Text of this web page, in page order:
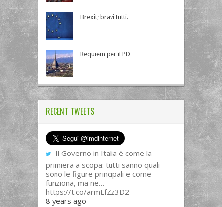
Brexit; bravi tutti.
Requiem per il PD
RECENT TWEETS
Il Governo in Italia è come la
primiera a scopa: tutti sanno quali
sono le figure principali e come
funziona, ma ne…
https://t.co/armLfZz3D2
8 years ago